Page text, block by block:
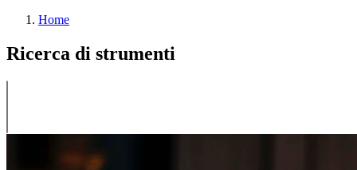
Home
Ricerca di strumenti